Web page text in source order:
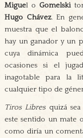
Miguel oGomelski
Hugo Chávez. En
muestra que el
hay un ganador y un
cuya dinámica
ocasiones si el
inagotable para la
cualquier tipo de
Tiros Libres quizá
este sentido un mate
como diría un